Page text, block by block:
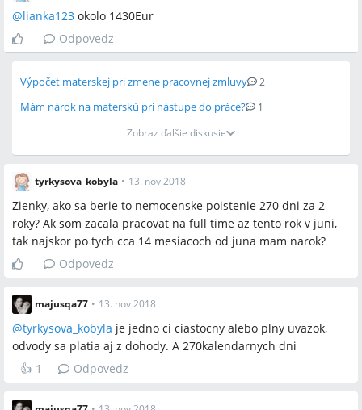
@lianka123 okolo 1430Eur
Odpovedz
Výpočet materskej pri zmene pracovnej zmluvy 2
Mám nárok na materskú pri nástupe do práce?
1
Zobraz ďalšie diskusie
tyrkysova_kobyla • 13. nov 2018
Zienky, ako sa berie to nemocenske poistenie 270 dni za 2
roky? Ak som zacala pracovat na full time az tento rok v juni,
tak najskor po tych cca 14 mesiacoch od juna mam narok?
Odpovedz
majusqa77 • 13. nov 2018
@tyrkysova_kobyla je jedno ci ciastocny alebo plny uvazok,
odvody sa platia aj z dohody. A 270kalendarnych dni
👍 1 Odpovedz